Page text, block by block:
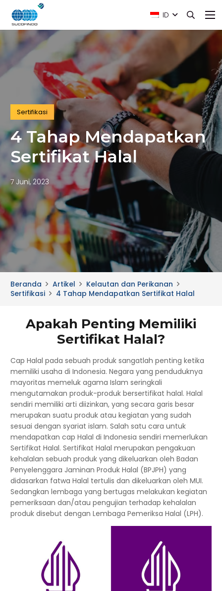
ID
Sertifikasi
4 Tahap Mendapatkan
Sertifikat Halal
7 Juni, 2023
Beranda Artikel
Kelautan dan Perikanan
Sertifikasi
4 Tahap Mendapatkan Sertifikat Halal
Apakah Penting Memiliki
Sertifikat Halal?
Cap Halal pada sebuah produk sangatlah penting ketika
memiliki usaha di Indonesia. Negara yang penduduknya
mayoritas memeluk agama Islam seringkali
mengutamakan produk-produk bersertifikat halal. Halal
sendiri memiliki arti diizinkan, yang secara garis besar
merupakan suatu produk atau kegiatan yang sudah
sesuai dengan syariat islam. Salah satu cara untuk
mendapatkan cap Halal di Indonesia sendiri memerlukan
Sertifikat Halal. Sertifikat Halal merupakan pengakuan
kehalalan sebuah produk yang dikeluarkan oleh Badan
Penyelenggara Jaminan Produk Halal (BPJPH) yang
didasarkan fatwa Halal tertulis dan dikeluarkan oleh MUI.
Sedangkan lembaga yang bertugas melakukan kegiatan
pemeriksaan dan/atau pengujian terhadap kehalalan
produk disebut dengan Lembaga Pemeriksa Halal (LPH).